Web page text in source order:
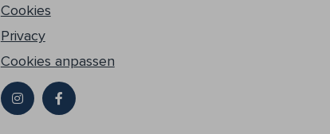
Cookies
Privacy
Cookies anpassen